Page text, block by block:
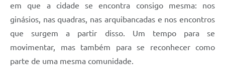
em que a cidade se encontra consigo mesma: nos
ginásios, nas quadras, nas arquibancadas e nos encontros
que surgem a partir disso. Um tempo para se
movimentar, mas também para se reconhecer como
parte de uma mesma comunidade.